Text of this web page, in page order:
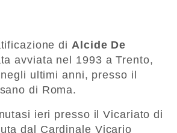
di Alcide De
avviata nel 1993 a Trento,
ultimi anni, presso il
di Roma.
ieri presso il Vicariato di
dal Cardinale Vicario